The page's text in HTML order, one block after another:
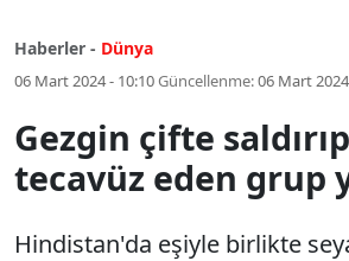
Haberler - Dünya
06 Mart 2024 - 10:10Güncellenme:06 Mart
Gezgin çifte
tecavüz eden grup
Hindistan'da eşiyle birlikte